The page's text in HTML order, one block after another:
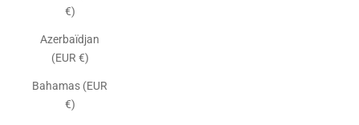
€)
Azerbaïdjan
(EUR €)
Bahamas (EUR
€)